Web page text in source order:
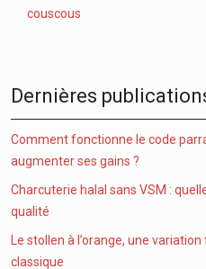
couscous
Dernières
Comment fonctionne le code
augmenter ses gains ?
Charcuterie halal sans VSM :
qualité
Le stollen à l’orange, une
classique